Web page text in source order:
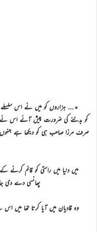
٭… ہزاروں کو میں نے اس سلسلے
کو بدلنے کی ضرورت پیش آئے اس نے
صرف مرزا صاحب ہی کو دیکھا ہے
میں دنیا میں راستی کو قائم کرنے
پھانسی دے دی
وہ قادیان میں آیا کرتا تھا میں